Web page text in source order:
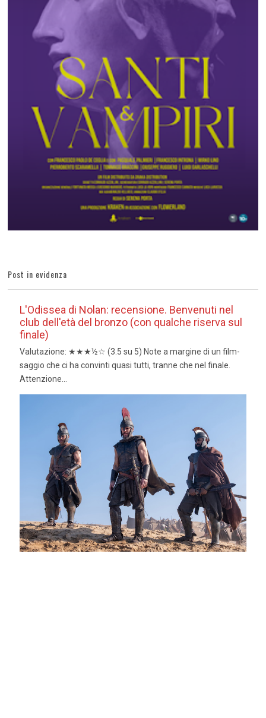
Post in evidenza
L'Odissea di Nolan: recensione. Benvenuti nel
club dell'età del bronzo (con qualche riserva sul
finale)
Valutazione: ★★★½☆ (3.5 su 5) Note a margine di un film-
saggio che ci ha convinti quasi tutti, tranne che nel finale.
Attenzione...